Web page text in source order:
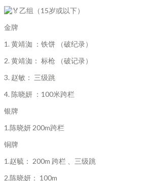
乙组（15岁或以下）
金牌
1. 黄靖洳 ：铁饼 （破纪录）
2. 黄靖洳： 标枪 （破记录）
3. 赵敏： 三级跳
4. 陈晓妍 ：100米跨栏
银牌
1.陈晓妍 200m跨栏
铜牌
1.赵毓： 200m 跨栏 、三级跳
2.陈晓妍： 100m